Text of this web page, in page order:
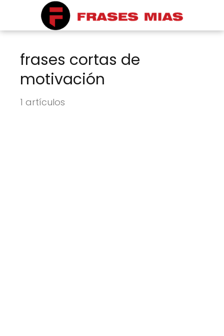
frases cortas de
motivación
1 artículos